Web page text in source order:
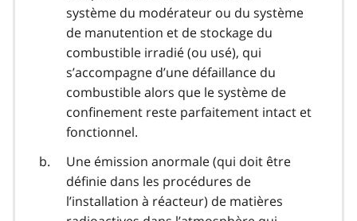
système du modérateur ou du système
de manutention et de stockage du
combustible irradié (ou usé), qui
s’accompagne d’une défaillance du
combustible alors que le système de
confinement reste parfaitement intact et
fonctionnel.
Une émission anormale (qui doit être
définie dans les procédures de
l’installation à réacteur) de matières